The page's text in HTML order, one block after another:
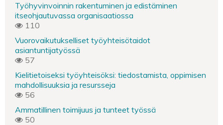
Työhyvinvoinnin rakentuminen ja edistäminen
itseohjautuvassa organisaatiossa
110
Vuorovaikutukselliset työyhteisötaidot
asiantuntijatyössä
57
Kielitietoiseksi työyhteisöksi: tiedostamista, oppimisen
mahdollisuuksia ja resursseja
56
Ammatillinen toimijuus ja tunteet työssä
50